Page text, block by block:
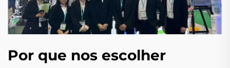
Por que nos escolher